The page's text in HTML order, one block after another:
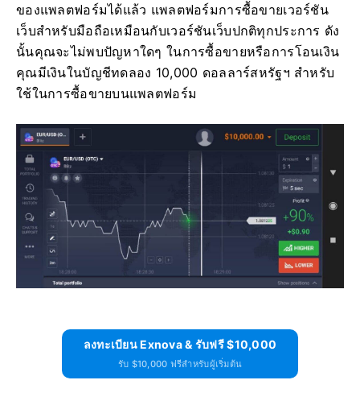
ของแพลตฟอร์มได้แล้ว แพลตฟอร์มการซื้อขายเวอร์ชัน
เว็บสำหรับมือถือเหมือนกับเวอร์ชันเว็บปกติทุกประการ ดัง
นั้นคุณจะไม่พบปัญหาใดๆ ในการซื้อขายหรือการโอนเงิน
คุณมีเงินในบัญชีทดลอง 10,000 ดอลลาร์สหรัฐฯ สำหรับ
ใช้ในการซื้อขายบนแพลตฟอร์ม
ลงทะเบียน Exnova & รับฟรี $10,000
รับ $10,000 ฟรีสำหรับผู้เริ่มต้น